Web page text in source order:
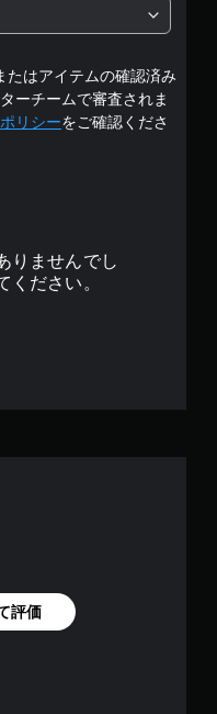
中
の
4
たはアイテムの確認済み
ーチームで審査されま
リシーをご確認くださ
りませんでし
ください。
評価